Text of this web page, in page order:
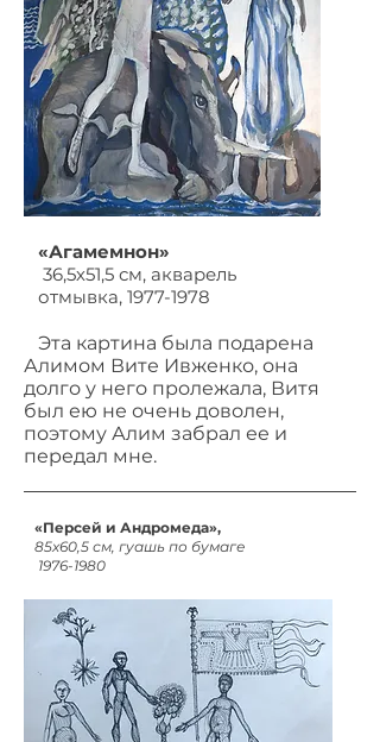
«Агамемнон»
36,5х51,5 см, акварель
отмывка, 1977-1978
Эта картина была подарена
Алимом Вите Ивженко, она
долго у него пролежала, Витя
был ею не очень доволен,
поэтому Алим забрал ее и
передал мне.
«Персей и Андромеда»,
85х60,5 см, гуашь по бумаге
1976-1980